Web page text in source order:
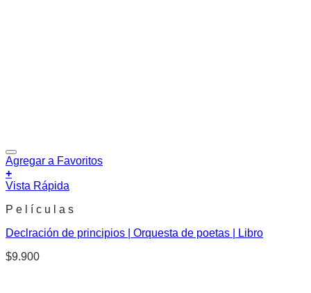
Agregar a Favoritos
+
Vista Rápida
P e l í c u l a s
Declración de principios | Orquesta de poetas | Libro
$9.900